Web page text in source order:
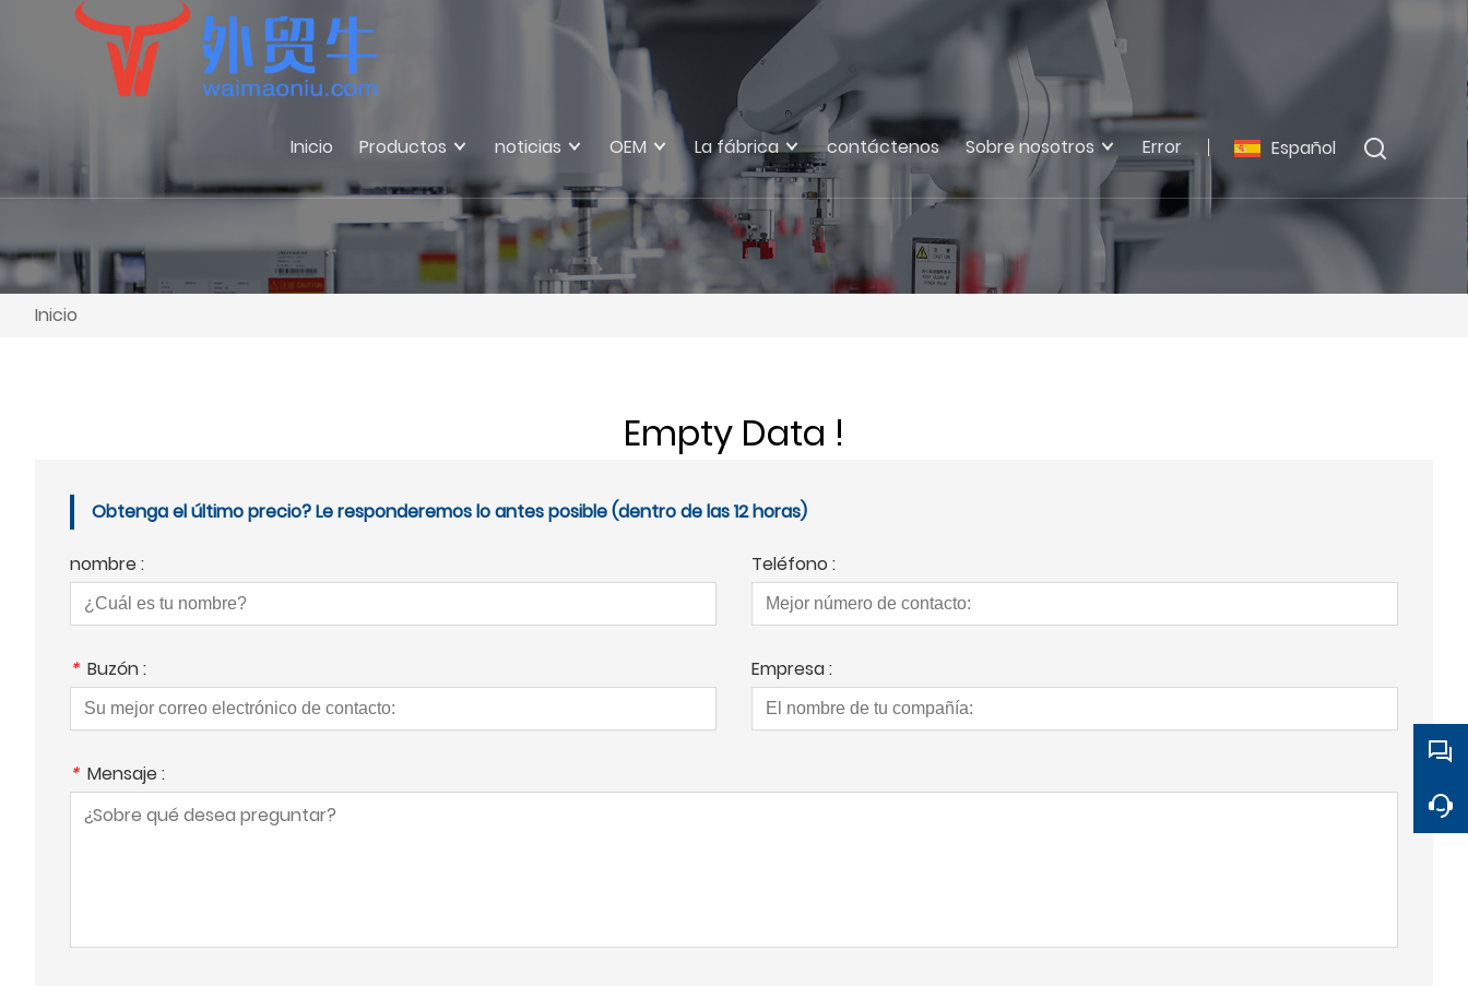
Español
Inicio Productos noticias OEM La fábrica contáctenos Sobre nosotros Error
Inicio
Empty Data !
Obtenga el último precio? Le responderemos lo antes posible (dentro de las 12 horas)
nombre : Teléfono :
* Buzón : Empresa :
* Mensaje :